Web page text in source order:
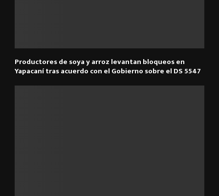
Productores de soya y arroz levantan bloqueos en
Yapacaní tras acuerdo con el Gobierno sobre el DS 5547